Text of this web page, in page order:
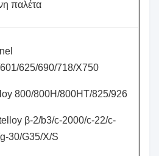
παλέτα
625/690/718/X750
800/800H/800HT/825/926
β-2/b3/c-2000/c-22/c-
30/G35/X/S